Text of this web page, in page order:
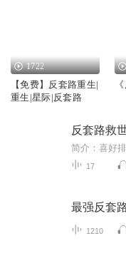
1722
【免费】反套路重生|
重生|星际|反套路
反套路救
17
最强反套
1210